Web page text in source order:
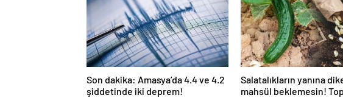
Son dakika: Amasya’da 4.4 ve 4.2
şiddetinde iki deprem!
Salatalıkların yanına
mahsül beklemesin!